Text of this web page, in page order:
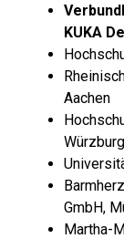
KUKA
Aachen
GmbH,
Martha-